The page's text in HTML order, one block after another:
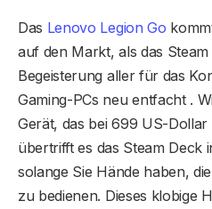
Das Lenovo Legion Go
auf den Markt, als das Steam
Begeisterung aller für das
Gaming-PCs neu entfacht .
Gerät, das bei 699 US-
übertrifft es das Steam Deck
solange Sie Hände haben,
zu bedienen. Dieses klobige